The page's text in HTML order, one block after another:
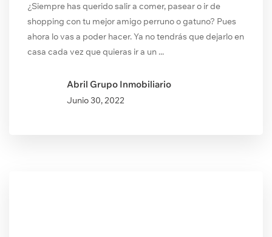
¿Siempre has querido salir a comer, pasear o ir de
shopping con tu mejor amigo perruno o gatuno? Pues
ahora lo vas a poder hacer. Ya no tendrás que dejarlo en
casa cada vez que quieras ir a un ...
Abril Grupo Inmobiliario
Junio 30, 2022